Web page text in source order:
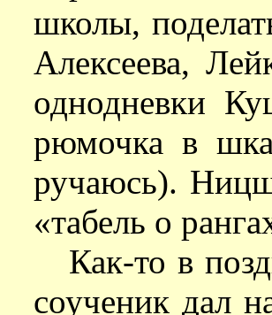
школы,
Алексеева,
однодневки
рюмочка в
ручаюсь).
«табель о
Как-то в
соученик дал